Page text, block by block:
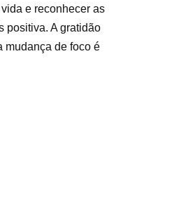
e reconhecer as
positiva. A gratidão
mudança de foco é